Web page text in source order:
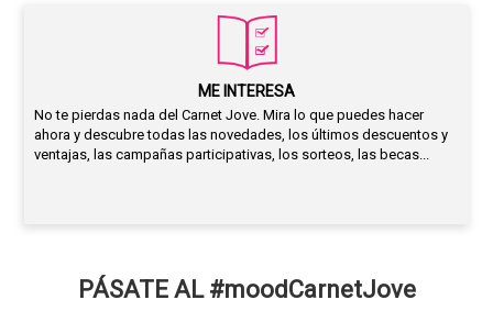
ME INTERESA
No te pierdas nada del Carnet Jove. Mira lo que puedes hacer
ahora y descubre todas las novedades, los últimos descuentos y
ventajas, las campañas participativas, los sorteos, las becas...
PÁSATE AL #moodCarnetJove